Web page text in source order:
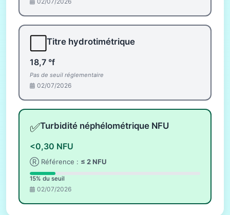
Titre hydrotimétrique
18,7 °f
Pas de seuil réglementaire
02/07/2026
✅Turbidité néphélométrique NFU
<0,30 NFU
Ⓡ Référence : ≤ 2 NFU
15% du seuil
02/07/2026